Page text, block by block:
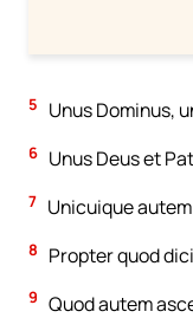
5 Unus Dominus,
6 Unus Deus et
7 Unicuique
8 Propter quod
9 Quod autem